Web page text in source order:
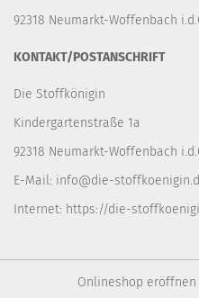
92318 Neumarkt-Woffenbach
KONTAKT/POSTANSCHRIFT
Die Stoffkönigin
Kindergartenstraße 1a
92318 Neumarkt-Woffenbach
E-Mail: info@die-
Internet: https://die-
Onlineshop eröffnen